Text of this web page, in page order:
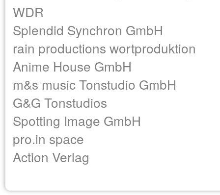
WDR
Splendid Synchron GmbH
rain productions wortproduktion
Anime House GmbH
m&s music Tonstudio GmbH
G&G Tonstudios
Spotting Image GmbH
pro.in space
Action Verlag